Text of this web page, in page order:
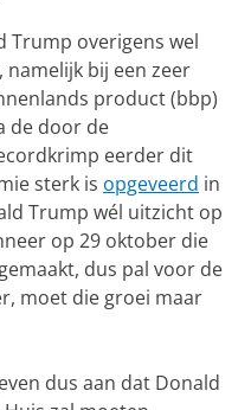
Trump overigens wel
namelijk bij een zeer
product (bbp)
de door de
eerder dit
sterk is opgeveerd in
Trump wél uitzicht op
op 29 oktober die
dus pal voor de
moet die groei maar
dus aan dat Donald